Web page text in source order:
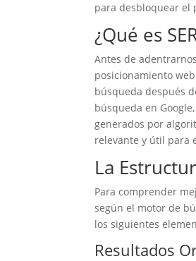
para desbloquear el
¿Qué es
Antes de
posicionamiento
búsqueda después
búsqueda en
generados por
relevante y útil para
La
Para comprender
según el motor de
los siguientes
Resultados